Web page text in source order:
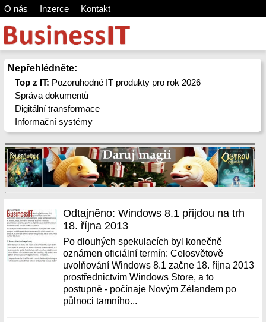
O nás Inzerce Kontakt
Nepřehlédněte:
Top z IT: Pozoruhodné IT produkty pro rok 2026
Správa dokumentů
Digitální transformace
Informační systémy
Odtajněno: Windows 8.1 přijdou na trh
18. října 2013
Po dlouhých spekulacích byl konečně
oznámen oficiální termín: Celosvětově
uvolňování Windows 8.1 začne 18. října 2013
prostřednictvím Windows Store, a to
postupně - počínaje Novým Zélandem po
půlnoci tamního...